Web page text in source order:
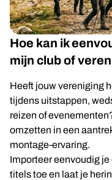
Hoe kan ik
mijn club of
Heeft jouw vereniging
tijdens uitstappen,
reizen of
omzetten in een
montage-ervaring.
Importeer eenvoudig
titels toe en laat je